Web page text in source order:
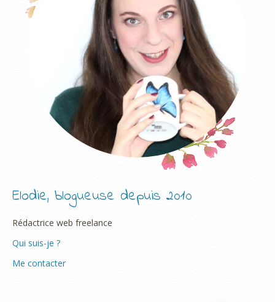
Elodie, blogueuse depuis 2010
Rédactrice web freelance
Qui suis-je ?
Me contacter